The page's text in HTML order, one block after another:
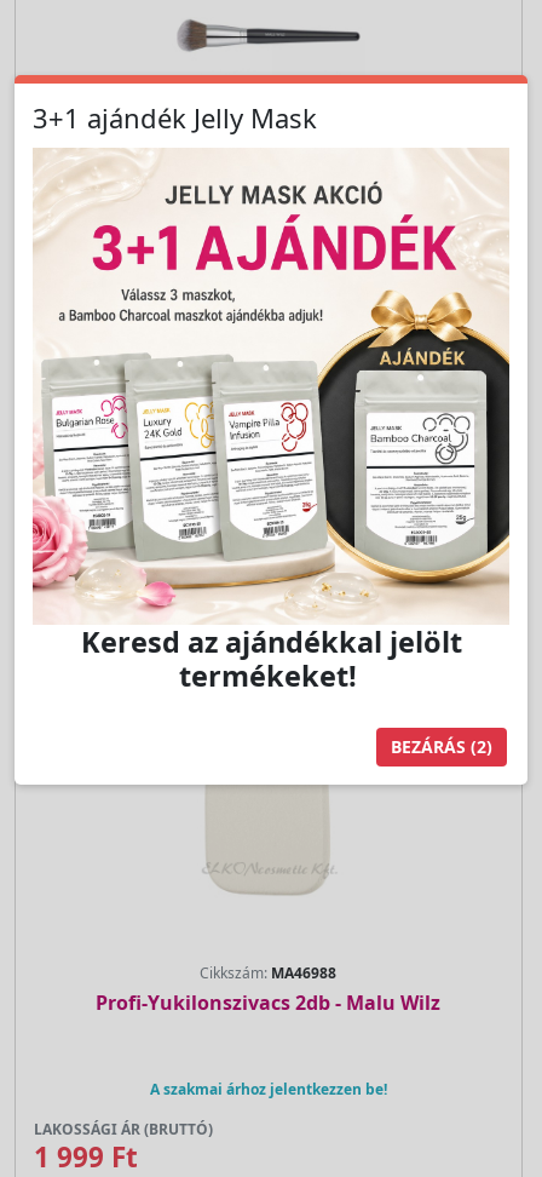
Cikkszám:MA46992
Pirositó ecset - Malu Wilz
LAKOSSÁGI ÁR (BRUTTÓ)
8 299 Ft 4 639 Ft
Akció vége: 2026-08-28
Jutalom:93 pont
Kedvencnek jelöl
db Kosárba
Cikkszám: MA46988
Profi-Yukilonszivacs 2db - Malu Wilz
A szakmai árhoz jelentkezzen be!
LAKOSSÁGI ÁR (BRUTTÓ)
1 999 Ft